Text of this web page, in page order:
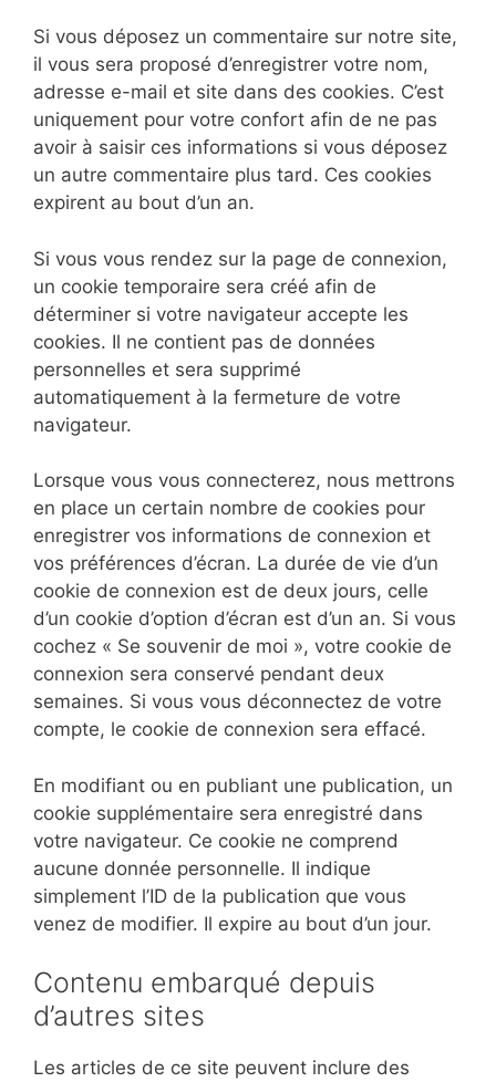
Si vous déposez un commentaire sur notre site,
il vous sera proposé d’enregistrer votre nom,
adresse e-mail et site dans des cookies. C’est
uniquement pour votre confort afin de ne pas
avoir à saisir ces informations si vous déposez
un autre commentaire plus tard. Ces cookies
expirent au bout d’un an.
Si vous vous rendez sur la page de connexion,
un cookie temporaire sera créé afin de
déterminer si votre navigateur accepte les
cookies. Il ne contient pas de données
personnelles et sera supprimé
automatiquement à la fermeture de votre
navigateur.
Lorsque vous vous connecterez, nous mettrons
en place un certain nombre de cookies pour
enregistrer vos informations de connexion et
vos préférences d’écran. La durée de vie d’un
cookie de connexion est de deux jours, celle
d’un cookie d’option d’écran est d’un an. Si vous
cochez « Se souvenir de moi », votre cookie de
connexion sera conservé pendant deux
semaines. Si vous vous déconnectez de votre
compte, le cookie de connexion sera effacé.
En modifiant ou en publiant une publication, un
cookie supplémentaire sera enregistré dans
votre navigateur. Ce cookie ne comprend
aucune donnée personnelle. Il indique
simplement l’ID de la publication que vous
venez de modifier. Il expire au bout d’un jour.
Contenu embarqué depuis
d’autres sites
Les articles de ce site peuvent inclure des